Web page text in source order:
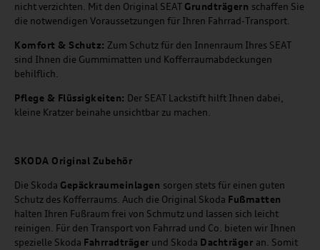
nicht verzichten. Mit den Original SEAT Grundträgern schaffen Sie
die notwendigen Voraussetzungen für Ihren Fahrrad-Transport.
Komfort & Schutz: Zum Schutz für den Innenraum Ihres SEAT
sind Ihnen die Gummimatten und Kofferraumabdeckungen
behilflich.
Pflege & Flüssigkeiten: Der SEAT Lackstift hilft Ihnen dabei,
kleine Kratzer beinahe unsichtbar zu machen.
SKODA Original Zubehör
Die Skoda Gepäckraumeinlagen sorgen stets für einen guten
Schutz des Kofferraums. Auch die Original Skoda Fußmatten
halten Ihren Fußraum frei von Schmutz und lassen sich leicht
reinigen. Für den Transport von Fahrrad und Co. bieten wir Ihnen
spezielle Skoda Fahrradträger und Skoda Dachträger an. Somit